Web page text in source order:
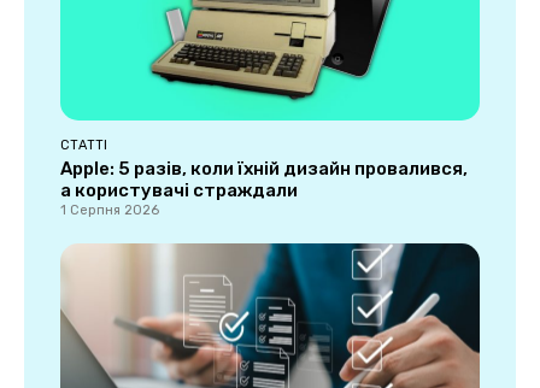
СТАТТІ
Apple: 5 разів, коли їхній дизайн провалився,
а користувачі страждали
1 Серпня 2026